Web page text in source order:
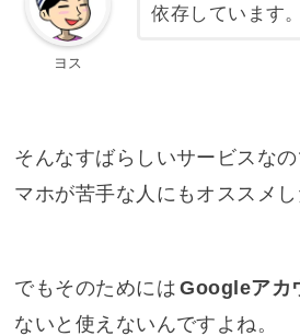
ヨス
依存しています。
そんなすばらしいサービスな
マホが苦手な人にもオススメし
でもそのためには Googleアカ
ないと使えないんですよね。